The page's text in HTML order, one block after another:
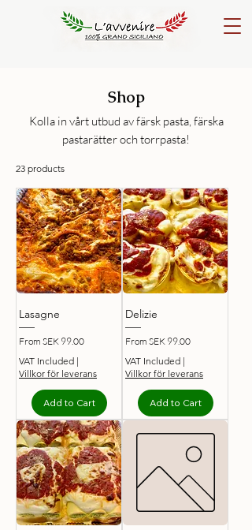
Shop
Kolla in vårt utbud av färsk pasta, färska
pastarätter och torrpasta!
23 products
Lasagne
From SEK 99.00
Sale Price
VAT Included |
Villkor för leverans
Add to Cart
Delizie
From SEK 99.00
Sale Price
VAT Included |
Villkor för leverans
Add to Cart